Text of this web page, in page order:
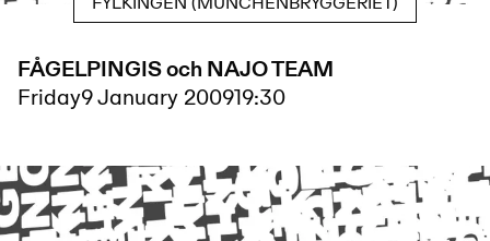
FÅGELPINGIS och NAJO TEAM
Friday9 January 200919:30